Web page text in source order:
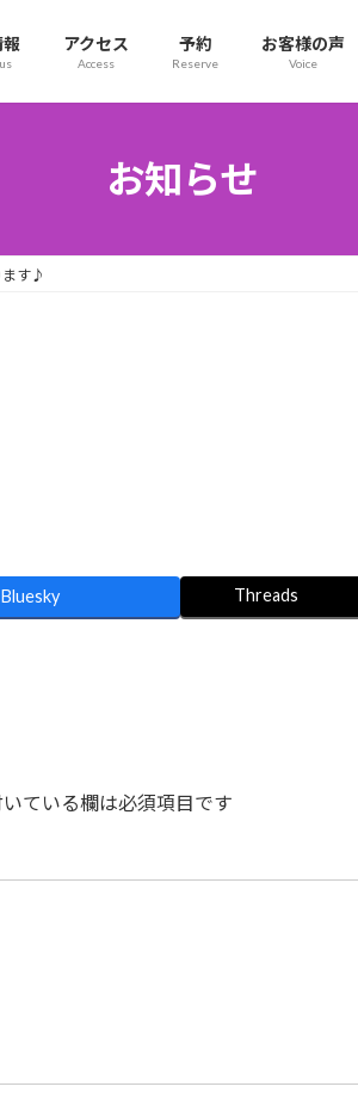
アクセス
Access
予約
Reserve
お客様の声
Voice
お知らせ
ます♪
Bluesky Threads
ている欄は必須項目です